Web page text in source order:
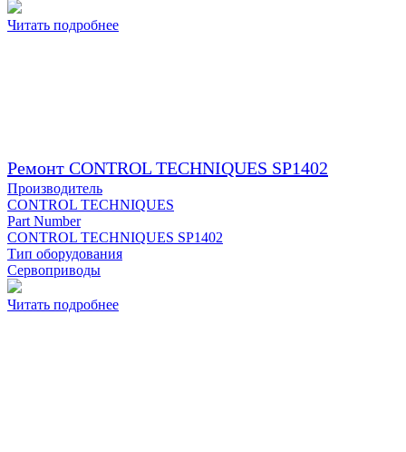
Читать подробнее
Ремонт CONTROL TECHNIQUES SP1402
Производитель
CONTROL TECHNIQUES
Part Number
CONTROL TECHNIQUES SP1402
Тип оборудования
Сервоприводы
Читать подробнее